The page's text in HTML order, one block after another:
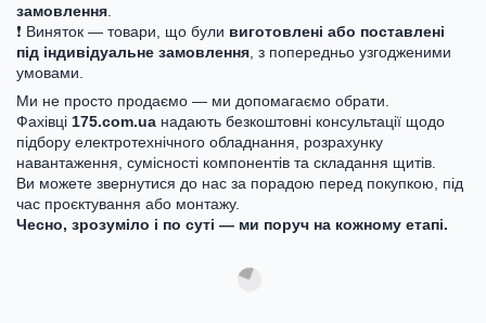
замовлення
❗ Виняток — товари, що були виготовлені або поставлені
під індивідуальне замовлення , з попередньо узгодженими
умовами.
Ми не просто продаємо — ми допомагаємо обрати.
Фахівці 175.com.ua надають безкоштовні консультації щодо
підбору електротехнічного обладнання, розрахунку
навантаження, сумісності компонентів та складання щитів.
Ви можете звернутися до нас за порадою перед покупкою, під
час проєктування або монтажу.
Чесно, зрозуміло і по суті — ми поруч на кожному етапі.